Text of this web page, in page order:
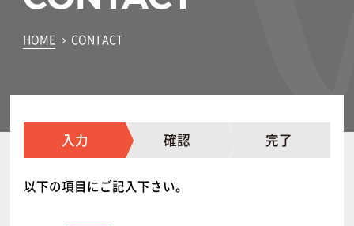
HOME CONTACT
入力 確認 完了
以下の項目にご記入下さい。